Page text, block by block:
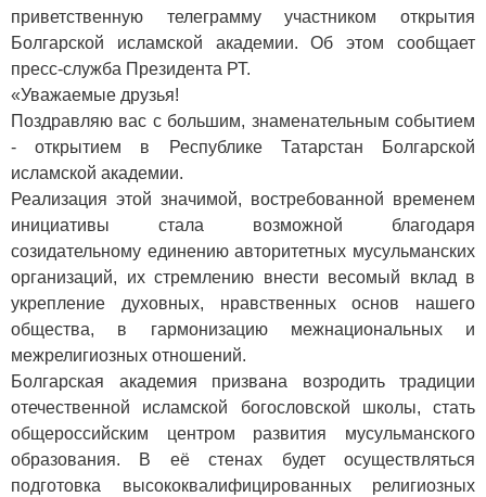
приветственную телеграмму участником открытия
Болгарской исламской академии. Об этом сообщает
пресс-служба Президента РТ.
«Уважаемые друзья!
Поздравляю вас с большим, знаменательным событием
- открытием в Республике Татарстан Болгарской
исламской академии.
Реализация этой значимой, востребованной временем
инициативы стала возможной благодаря
созидательному единению авторитетных мусульманских
организаций, их стремлению внести весомый вклад в
укрепление духовных, нравственных основ нашего
общества, в гармонизацию межнациональных и
межрелигиозных отношений.
Болгарская академия призвана возродить традиции
отечественной исламской богословской школы, стать
общероссийским центром развития мусульманского
образования. В её стенах будет осуществляться
подготовка высококвалифицированных религиозных